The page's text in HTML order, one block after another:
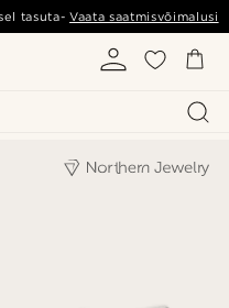
tasuta-Vaata saatmisvõimalusi